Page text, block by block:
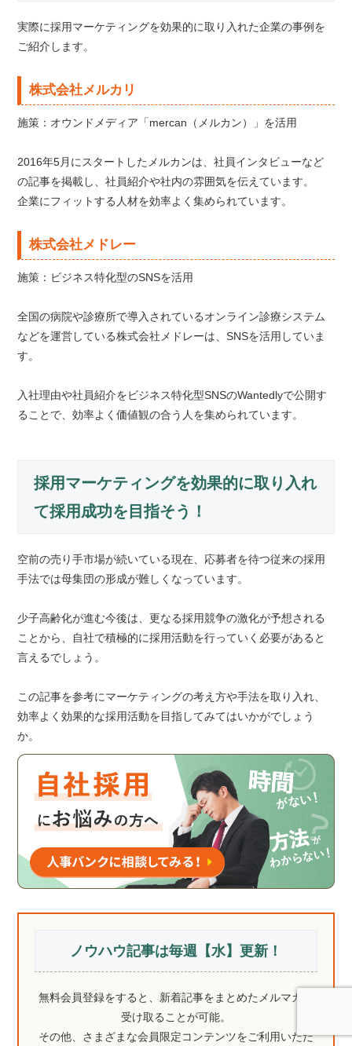
実際に採用マーケティングを効果的に取り入れた企業の事例を
ご紹介します。
株式会社メルカリ
施策：オウンドメディア「mercan（メルカン）」を活用
2016年5月にスタートしたメルカンは、社員インタビューなど
の記事を掲載し、社員紹介や社内の雰囲気を伝えています。
企業にフィットする人材を効率よく集められています。
株式会社メドレー
施策：ビジネス特化型のSNSを活用
全国の病院や診療所で導入されているオンライン診療システム
などを運営している株式会社メドレーは、SNSを活用していま
す。
入社理由や社員紹介をビジネス特化型SNSのWantedlyで公開す
ることで、効率よく価値観の合う人を集められています。
採用マーケティングを効果的に取り入れ
て採用成功を目指そう！
空前の売り手市場が続いている現在、応募者を待つ従来の採用
手法では母集団の形成が難しくなっています。
少子高齢化が進む今後は、更なる採用競争の激化が予想される
ことから、自社で積極的に採用活動を行っていく必要があると
言えるでしょう。
この記事を参考にマーケティングの考え方や手法を取り入れ、
効率よく効果的な採用活動を目指してみてはいかがでしょう
か。
ノウハウ記事は毎週【水】更新！
無料会員登録をすると、新着記事をまとめたメルマガを
受け取ることが可能。
その他、さまざまな会員限定コンテンツをご利用いただ